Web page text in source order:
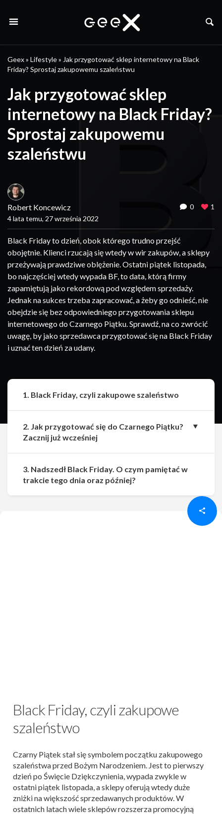
Geex» Lifestyle» Jak przygotować sklep internetowy na Black
Friday? Sprostaj zakupowemu szaleństwu
Jak przygotować sklep
internetowy na Black Friday?
Sprostaj zakupowemu
szaleństwu
Robert Koncewicz
4 lata temu, 27 września 2022
0 1
Black Friday to dzień, obok którego trudno przejść
obojętnie. Klienci rzucają się wtedy w wir zakupów, a sklepy
przeżywają prawdziwe oblężenie. Ostatni piątek listopada,
bo najczęściej wtedy wypada BF, to data, którą firmy
zapamiętują jako rekordową pod względem sprzedaży.
Jednak na sukces trzeba zapracować, a żeby go odnieść, nie
obejdzie się bez odpowiedniego przygotowania sklepu
internetowego do Czarnego Piątku. Sprawdź, na co zwrócić
uwagę, by jako sprzedawca przygotować się na Black Friday
i uznać ten dzień za udany.
Udostępnij
Black Friday, czyli zakupowe
szaleństwo
Czarny Piątek stał się symbolem początku zakupowego
szaleństwa przed Bożym Narodzeniem. Jest to pierwszy
dzień po Święcie Dziękczynienia, wypada zwykle w
ostatni piątek listopada, a sklepy oferują wtedy duże
zniżki na większość sprzedawanych produktów. W
ostatnich latach wiele sklepów rozszerza promocyjną
1. Black Friday, czyli zakupowe szaleństwo
2. Jak przygotować się do Czarnego Piątku?
Zacznij już wcześniej
3. Nadszedł Black Friday. O czym pamiętać w
trakcie tego dnia oraz później?